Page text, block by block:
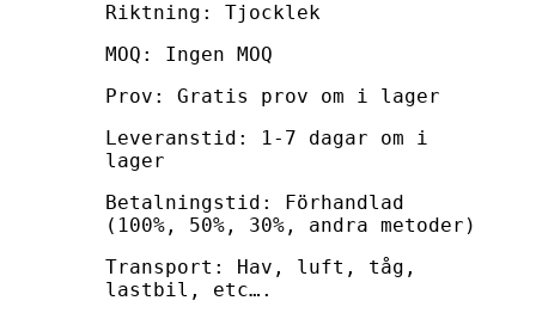
Riktning: Tjocklek
MOQ: Ingen MOQ
Prov: Gratis prov om i lager
Leveranstid: 1-7 dagar om i
lager
Betalningstid: Förhandlad
(100%, 50%, 30%, andra metoder)
Transport: Hav, luft, tåg,
lastbil, etc….